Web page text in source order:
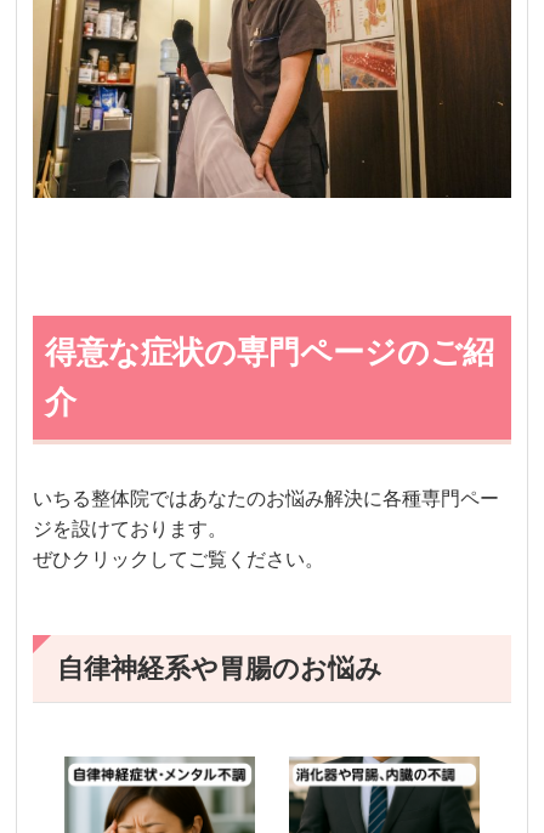
得意な症状の専門ページのご紹
介
いちる整体院ではあなたのお悩み解決に各種専門ペー
ジを設けております。
ぜひクリックしてご覧ください。
自律神経系や胃腸のお悩み